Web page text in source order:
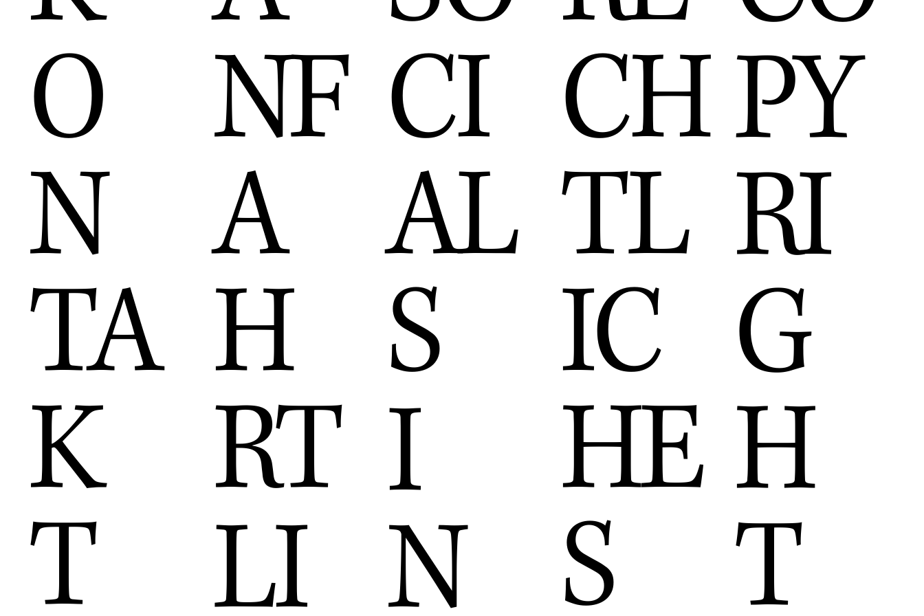
O
N
TA
K
T
NF
A
H
RT
LI
CI
AL
S
I
N
CH
TL
IC
HE
S
PY
RI
G
H
T